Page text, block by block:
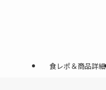
食レポ＆商品詳細